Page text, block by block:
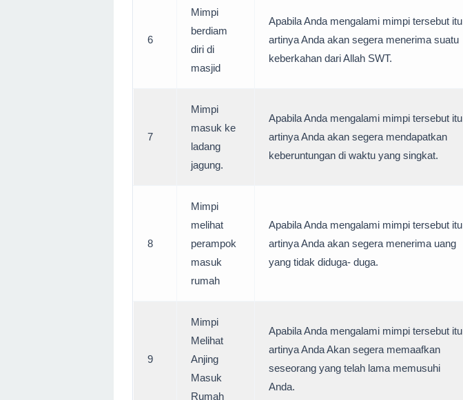
6
Mimpi
berdiam
diri di
masjid
Apabila Anda mengalami mimpi tersebut itu
artinya Anda akan segera menerima suatu
keberkahan dari Allah SWT.
7
Mimpi
masuk ke
ladang
jagung.
Apabila Anda mengalami mimpi tersebut itu
artinya Anda akan segera mendapatkan
keberuntungan di waktu yang singkat.
8
Mimpi
melihat
perampok
masuk
rumah
Apabila Anda mengalami mimpi tersebut itu
artinya Anda akan segera menerima uang
yang tidak diduga- duga.
9
Mimpi
Melihat
Anjing
Masuk
Rumah
Apabila Anda mengalami mimpi tersebut itu
artinya Anda Akan segera memaafkan
seseorang yang telah lama memusuhi
Anda.